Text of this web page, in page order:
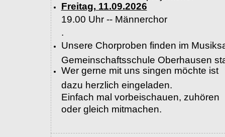
Freitag, 11.09.2026
19.00 Uhr -- Männerchor
.
Unsere Chorproben finden im
Gemeinschaftsschule Oberhausen
Wer gerne mit uns singen möchte ist
dazu herzlich eingeladen.
Einfach mal vorbeischauen, zuhören
oder gleich mitmachen.